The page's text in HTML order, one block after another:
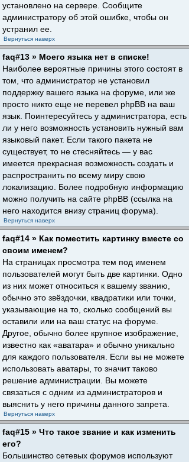
установлено на сервере. Сообщите
администратору об этой ошибке, чтобы он
устранил ее.
Вернуться наверх
faq#13 » Моего языка нет в списке!
Наиболее вероятные причины этого состоят в
том, что администратор не установил
поддержку вашего языка на форуме, или же
просто никто еще не перевел phpBB на ваш
язык. Поинтересуйтесь у администратора, есть
ли у него возможность установить нужный вам
языковый пакет. Если такого пакета не
существует, то не стесняйтесь — у вас
имеется прекрасная возможность создать и
распространить по всему миру свою
локализацию. Более подробную информацию
можно получить на сайте phpBB (ссылка на
него находится внизу страниц форума).
Вернуться наверх
faq#14 » Как поместить картинку вместе со
своим именем?
На страницах просмотра тем под именем
пользователей могут быть две картинки. Одно
из них может относиться к вашему званию,
обычно это звёздочки, квадратики или точки,
указывающие на то, сколько сообщений вы
оставили или на ваш статус на форуме.
Другое, обычно более крупное изображение,
известно как «аватара» и обычно уникально
для каждого пользователя. Если вы не можете
использовать аватары, то значит таково
решение администрации. Вы можете
связаться с одним из администраторов и
выяснить у него причины данного запрета.
Вернуться наверх
faq#15 » Что такое звание и как изменить
его?
Большинство сетевых форумов используют